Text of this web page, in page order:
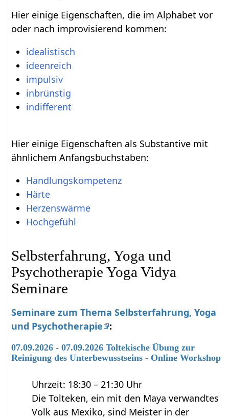
Hier einige Eigenschaften, die im Alphabet vor
oder nach improvisierend kommen:
idealistisch
ideenreich
impulsiv
inbrünstig
indifferent
Hier einige Eigenschaften als Substantive mit
ähnlichem Anfangsbuchstaben:
Handlungskompetenz
Härte
Herzenswärme
Hochgefühl
Selbsterfahrung, Yoga und
Psychotherapie Yoga Vidya
Seminare
Seminare zum Thema Selbsterfahrung, Yoga
und Psychotherapie
:
07.09.2026 - 07.09.2026 Toltekische Übung zur
Reinigung des Unterbewusstseins - Online Workshop
Uhrzeit: 18:30 – 21:30 Uhr
Die Tolteken, ein mit den Maya verwandtes
Volk aus Mexiko, sind Meister in der